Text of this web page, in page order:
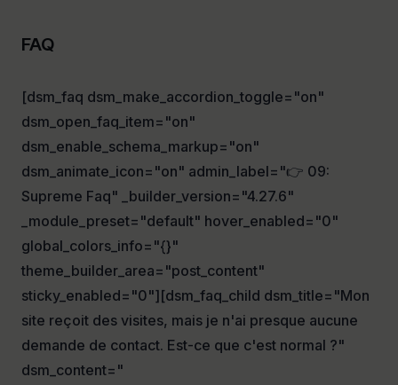
FAQ
[dsm_faq dsm_make_accordion_toggle="on"
dsm_open_faq_item="on"
dsm_enable_schema_markup="on"
dsm_animate_icon="on" admin_label="👉 09:
Supreme Faq" _builder_version="4.27.6"
_module_preset="default" hover_enabled="0"
global_colors_info="{}"
theme_builder_area="post_content"
sticky_enabled="0"][dsm_faq_child dsm_title="Mon
site reçoit des visites, mais je n'ai presque aucune
demande de contact. Est-ce que c'est normal ?"
dsm_content="